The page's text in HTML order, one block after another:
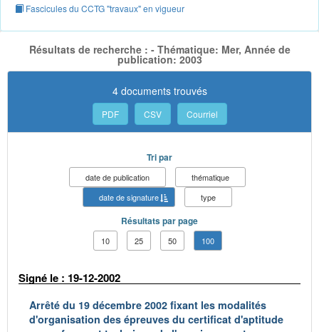
Fascicules du CCTG "travaux" en vigueur
Résultats de recherche : - Thématique: Mer, Année de
publication: 2003
4 documents trouvés
PDF CSV Courriel
Tri par
date de publication
thématique
date de signature
type
Résultats par page
10 25 50 100
Signé le : 19-12-2002
Arrêté du 19 décembre 2002 fixant les modalités
d'organisation des épreuves du certificat d'aptitude